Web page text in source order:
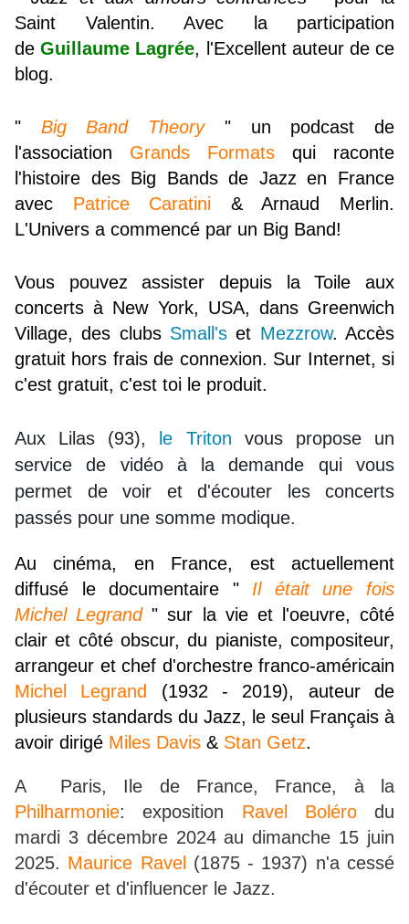
Saint Valentin. Avec la participation
deGuillaume Lagrée, l'Excellent auteur de ce
blog.
" Big Band Theory " un podcast de
l'association Grands Formats qui raconte
l'histoire des Big Bands de Jazz en France
avec Patrice Caratini & Arnaud Merlin.
L'Univers a commencé par un Big Band!
Vous pouvez assister depuis la Toile aux
concerts à New York, USA, dans Greenwich
Village, des clubs Small's et Mezzrow. Accès
gratuit hors frais de connexion. Sur Internet, si
c'est gratuit, c'est toi le produit.
Aux Lilas (93), le Triton vous propose un
service de vidéo à la demande qui vous
permet de voir et d'écouter les concerts
passés pour une somme modique.
Au cinéma, en France, est actuellement
diffusé le documentaire " Il était une fois
Michel Legrand " sur la vie et l'oeuvre, côté
clair et côté obscur, du pianiste, compositeur,
arrangeur et chef d'orchestre franco-américain
Michel Legrand
(1932 - 2019), auteur de
plusieurs standards du Jazz, le seul Français à
avoir dirigé Miles Davis & Stan Getz.
A Paris, Ile de France, France, à la
Philharmonie: exposition Ravel Bolérodu
mardi 3 décembre 2024 au dimanche 15 juin
2025. Maurice Ravel (1875 - 1937) n'a cessé
d'écouter et d'influencer le Jazz.